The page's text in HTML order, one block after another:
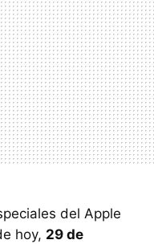
del Apple
hoy, 29 de